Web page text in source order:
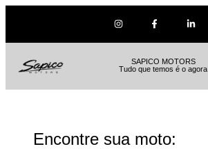
SAPICO MOTORS
Tudo que temos é o agora
Encontre sua moto: